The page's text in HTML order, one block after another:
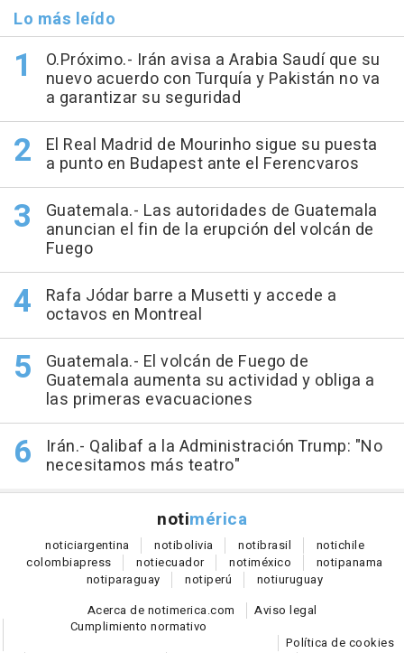
Lo más leído
O.Próximo.- Irán avisa a Arabia Saudí que su
nuevo acuerdo con Turquía y Pakistán no va
a garantizar su seguridad
El Real Madrid de Mourinho sigue su puesta
a punto en Budapest ante el Ferencvaros
Guatemala.- Las autoridades de Guatemala
anuncian el fin de la erupción del volcán de
Fuego
Rafa Jódar barre a Musetti y accede a
octavos en Montreal
Guatemala.- El volcán de Fuego de
Guatemala aumenta su actividad y obliga a
las primeras evacuaciones
Irán.- Qalibaf a la Administración Trump: "No
necesitamos más teatro"
notimérica
noticiargentina notibolivia notibrasil notichile
colombiapress notiecuador notiméxico notipanama
notiparaguay notiperú notiuruguay
Acerca de notimerica.com
Aviso legal
Cumplimiento normativo
Política de cookies